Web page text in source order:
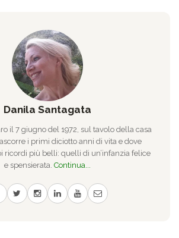
Danila Santagata
il 7 giugno del 1972, sul tavolo della casa
i primi diciotto anni di vita e dove
ricordi più belli: quelli di un’infanzia felice
e spensierata. Continua...